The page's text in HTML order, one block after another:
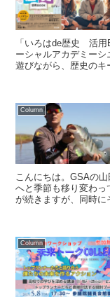
「いろはde歴史 活
ーシャルアカデミー
遊びながら、歴史の
Column
こんにちは。GSAの
へと季節も移り変わ
が続きますが、同時に
Column